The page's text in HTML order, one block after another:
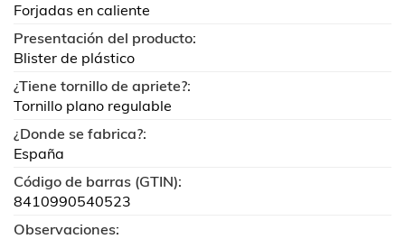
Forjadas en caliente
Presentación del producto:
Blister de plástico
¿Tiene tornillo de apriete?:
Tornillo plano regulable
¿Donde se fabrica?:
España
Código de barras (GTIN):
8410990540523
Observaciones: